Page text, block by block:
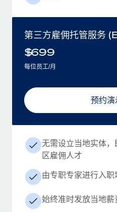
第三方雇佣托管服务
$699
每位员工/月
预约演
无需设立当地实体
区雇佣人才
由专职专家进行入职
始终准时发放当地薪